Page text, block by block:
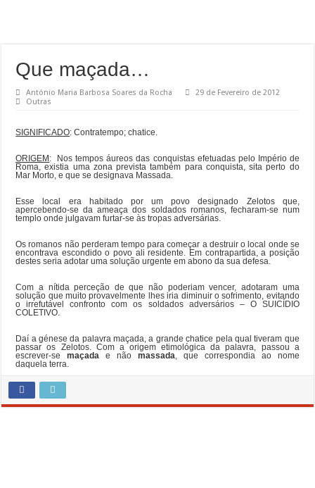
Que maçada…
António Maria Barbosa Soares da Rocha
29 de Fevereiro de 2012
Outras
SIGNIFICADO: Contratempo; chatice.
ORIGEM : Nos tempos áureos das conquistas efetuadas pelo Império de
Roma, existia uma zona prevista também para conquista, sita perto do
Mar Morto, e que se designava Massada.
Esse local era habitado por um povo designado Zelotos que,
apercebendo-se da ameaça dos soldados romanos, fecharam-se num
templo onde julgavam furtar-se às tropas adversárias.
Os romanos não perderam tempo para começar a destruir o local onde se
encontrava escondido o povo ali residente. Em contrapartida, a posição
destes seria adotar uma solução urgente em abono da sua defesa.
Com a nítida perceção de que não poderiam vencer, adotaram uma
solução que muito provavelmente lhes iria diminuir o sofrimento, evitando
o irrefutável confronto com os soldados adversários – O SUICÍDIO
COLETIVO.
Daí a génese da palavra maçada, a grande chatice pela qual tiveram que
passar os Zelotos. Com a origem etimológica da palavra, passou a
escrever-semaçada e nãomassada, que correspondia ao nome
daquela terra.